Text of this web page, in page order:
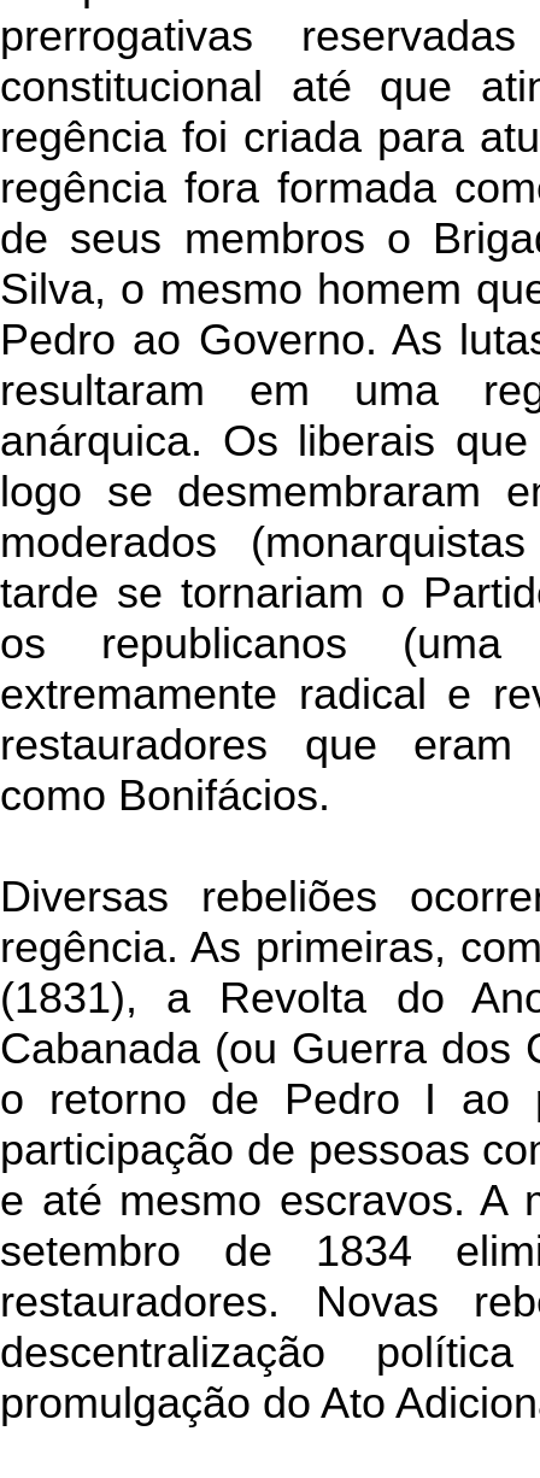
prerrogativas
constitucional até que
regência foi criada para
regência fora formada
de seus membros o
Silva, o mesmo homem
Pedro ao Governo. As
resultaram em uma
anárquica. Os liberais
logo se desmembraram
moderados
tarde se tornariam o
os republicanos
extremamente radical e
restauradores que eram
como Bonifácios.
Diversas rebeliões
regência. As primeiras,
(1831), a Revolta do
Cabanada (ou Guerra dos
o retorno de Pedro I ao
participação de pessoas
e até mesmo escravos. A
setembro de 1834
restauradores. Novas
descentralização
promulgação do Ato